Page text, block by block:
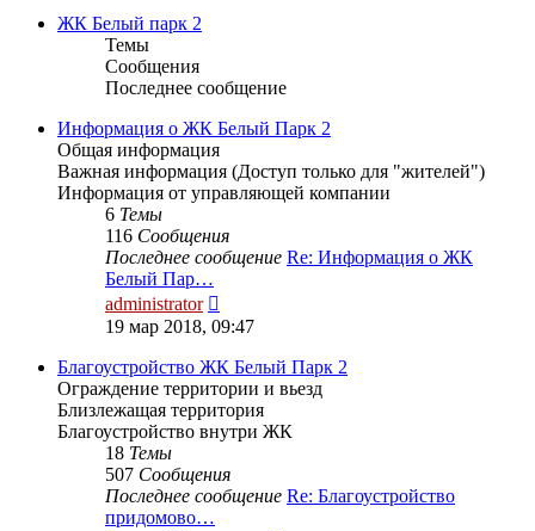
ЖК Белый парк 2
Темы
Сообщения
Последнее сообщение
Информация о ЖК Белый Парк 2
Общая информация
Важная информация (Доступ только для "жителей")
Информация от управляющей компании
6 Темы
116 Сообщения
Последнее сообщение Re: Информация о ЖК
Белый Пар…
administrator
к
сообщению
19 мар 2018, 09:47
Благоустройство ЖК Белый Парк 2
Ограждение территории и вьезд
Близлежащая территория
Благоустройство внутри ЖК
18 Темы
507 Сообщения
Последнее сообщение Re: Благоустройство
придомово…